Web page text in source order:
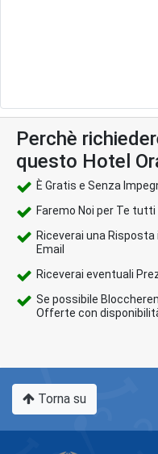
Perchè
questo Hotel
È Gratis e Senza
Faremo Noi per Te
Riceverai una
Email
Riceverai eventuali
Se possibile
Offerte con
Torna su